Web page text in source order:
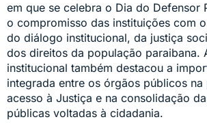
em que se celebra o Dia do Defensor
o compromisso das instituições com
do diálogo institucional, da justiça
dos direitos da população paraibana.
institucional também destacou a
integrada entre os órgãos públicos
acesso à Justiça e na consolidação
públicas voltadas à cidadania.